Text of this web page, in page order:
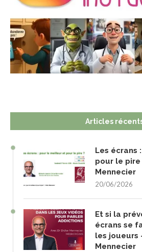
Articles
Les écrans
pour le pire
Mennecier
20/06/2026
Et si la
écrans se
les joueurs
Mennecier